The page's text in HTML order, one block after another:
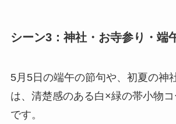
シーン3：神社・お寺参り・端
5月5日の端午の節句や、初夏の神
は、清楚感のある白×緑の帯小物
です。